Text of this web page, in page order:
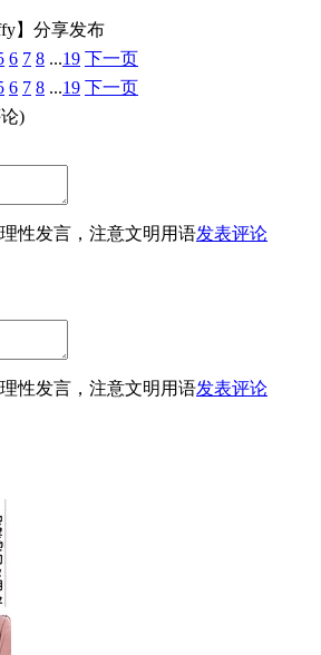
】分享发布
6 7 8 ...19 下一页
6 7 8 ...19 下一页
)
性发言，注意文明用语发表评论
性发言，注意文明用语发表评论